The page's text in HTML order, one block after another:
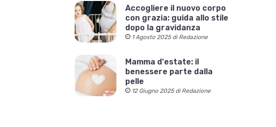
Accogliere il nuovo corpo
con grazia: guida allo stile
dopo la gravidanza
1 Agosto 2025 di Redazione
Mamma d'estate: il
benessere parte dalla
pelle
12 Giugno 2025 di Redazione